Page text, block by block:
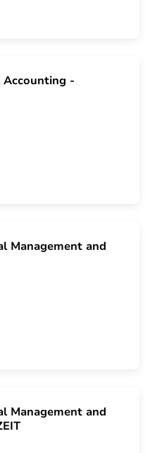
Accounting -
Management and
Management and